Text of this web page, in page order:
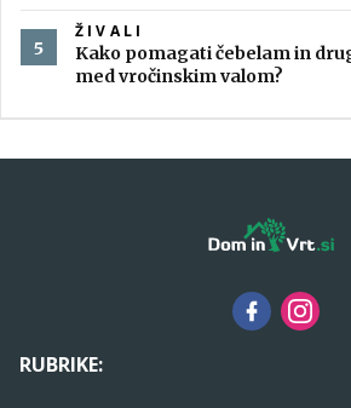
ŽIVALI
Kako pomagati čebelam in
med vročinskim valom?
RUBRIKE: